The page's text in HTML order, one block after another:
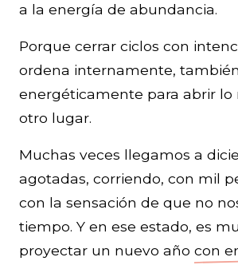
a la energía de abundancia.
Porque cerrar ciclos con
ordena internamente,
energéticamente para abrir lo
otro lugar.
Muchas veces llegamos a
agotadas, corriendo, con mil
con la sensación de que no
tiempo. Y en ese estado, es
proyectar un nuevo año con